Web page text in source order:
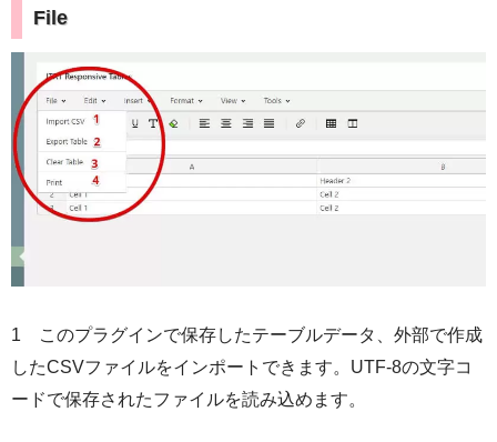
File
1 このプラグインで保存したテーブルデータ、外部で作成
したCSVファイルをインポートできます。UTF-8の文字コ
ードで保存されたファイルを読み込めます。